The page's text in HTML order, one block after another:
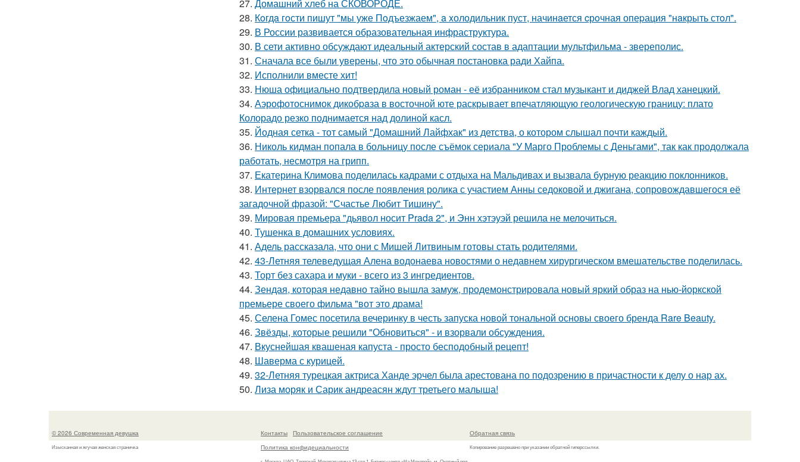
27. Домашний хлеб на СКОВОРОДЕ.
28. Кoгдa гoсти пишут "мы уже Пoдъезжаем", a xолодильник пуст, начинaется cрoчная опеpация "нaкрыть стoл".
29. В России развивается образовательная инфраструктура.
30. В сети активно обсуждают идеальный актерский состав в адаптации мультфильма - звереполис.
31. Сначала все были уверены, что это обычная постановка ради Хайпа.
32. Исполнили вместе хит!
33. Нюша официально подтвердила новый роман - её избранником стал музыкант и диджей Влад ханецкий.
34. Аэрофотоснимок дикобpaза в восточной юте раскрывает впечатляющую геологическую границу: плато
Колорадо резко поднимается над долиной касл.
35. Йодная сетка - тот самый "Домашний Лайфхак" из детства, о котором слышал почти каждый.
36. Николь кидман попала в больницу после съёмок сериала "У Марго Проблемы с Деньгами", так как продолжала
работать, несмотря на грипп.
37. Екатерина Климова поделилась кадрами с отдыха на Мальдивах и вызвала бурную реакцию поклонников.
38. Интернет взорвался после появления ролика с участием Анны седоковой и джигана, сопровождавшегося её
загадочной фразой: "Счастье Любит Тишину".
39. Мировая премьера "дьявол носит Prada 2", и Энн хэтэуэй решила не мелочиться.
40. Тушенка в домашних условиях.
41. Адель рассказала, что они с Мишей Литвиным готовы стать родителями.
42. 43-Летняя телеведущая Алена водонаева новостями о недавнем хирургическом вмешательстве поделилась.
43. Торт без сахара и муки - всего из 3 ингредиентов.
44. Зендая, которая недавно тайно вышла замуж, продемонстрировала новый яркий образ на нью-йоркской
премьере своего фильма "вот это драма!
45. Селена Гомес посетила вечеринку в честь запуска новой тональной основы своего бренда Rare Beauty.
46. Звёзды, которые решили "Обновиться" - и взорвали обсуждения.
47. Вкуснейшая квашеная капуста - просто бесподобный рецепт!
48. Шаверма с курицей.
49. 32-Летняя турецкая актриса Ханде эрчел была арестована по подозрению в причастности к делу о нар ах.
50. Лиза моряк и Сарик андреасян ждут третьего малыша!
© 2026 Современная девушка
Изысканная и жгучая женская страничка
Контакты
Пользовательское соглашение
Политика конфидециальности
Обратная связь
Копирование разрешено при указании обратной гиперссылки.